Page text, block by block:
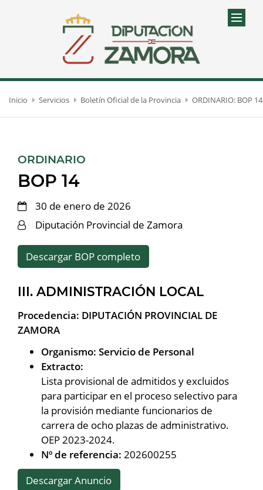
Inicio Servicios Boletín Oficial de la Provincia ORDINARIO: BOP 14
ORDINARIO
BOP 14
30 de enero de 2026
Diputación Provincial de Zamora
Descargar BOP completo
III. ADMINISTRACIÓN LOCAL
Procedencia: DIPUTACIÓN PROVINCIAL DE
ZAMORA
Organismo: Servicio de Personal
Extracto:
Lista provisional de admitidos y excluidos
para participar en el proceso selectivo para
la provisión mediante funcionarios de
carrera de ocho plazas de administrativo.
OEP 2023-2024.
Nº de referencia: 202600255
Descargar Anuncio